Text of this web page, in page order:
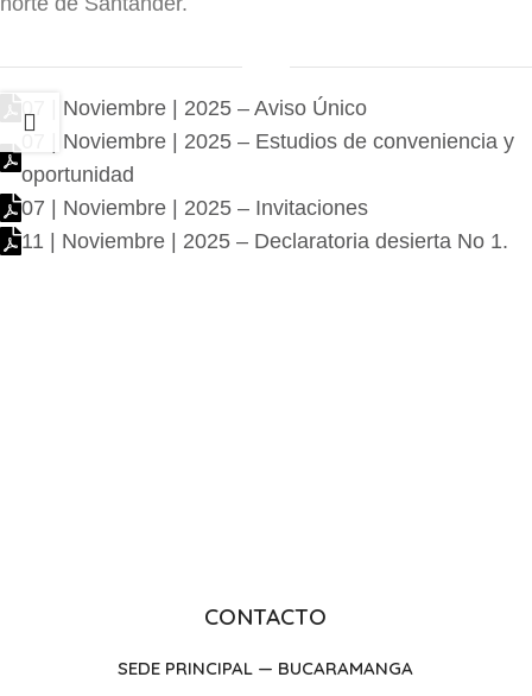
07 | Noviembre | 2025 – Aviso Único
07 | Noviembre | 2025 – Estudios de conveniencia y
oportunidad
07 | Noviembre | 2025 – Invitaciones
11 | Noviembre | 2025 – Declaratoria desierta No 1.
CONTACTO
SEDE PRINCIPAL — BUCARAMANGA